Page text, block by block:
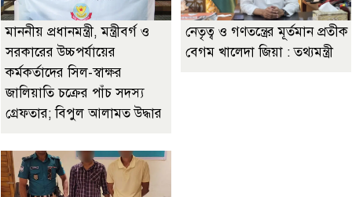
মাননীয় প্রধানমন্ত্রী, মন্ত্রীবর্গ ও
সরকারের উচ্চপর্যায়ের
কর্মকর্তাদের সিল-স্বাক্ষর
জালিয়াতি চক্রের পাঁচ সদস্য
গ্রেফতার; বিপুল আলামত উদ্ধার
নেতৃত্ব ও গণতন্ত্রের মূর্তমান প্রতীক
বেগম খালেদা জিয়া : তথ্যমন্ত্রী